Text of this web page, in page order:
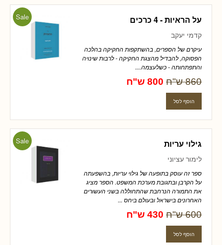
Sale על הראיות - 4 כרכים
קדמי יעקב
עיקרם של הספרים, בהשתקפות החקיקה בהלכה
הפסוקה, להבדיל מהצגת החקיקה - לרבות שינויה
והתפתחותה - כשלעצמה....
860 ש"ח 800 ש"ח
Sale גילוי עריות
לימור עציוני
ספר זה עוסק בתופעה של גילוי עריות, בהשפעתה
על הקרבן ובתגובת מערכת המשפט. הספר מציג
את התמורה הנרחבת שהתחוללה בשני העשורים
האחרונים בישראל ובעולם ביחס ...
600 ש"ח 430 ש"ח